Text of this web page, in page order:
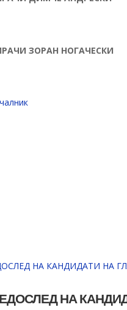
ЗОРАН НОГАЧЕСКИ
НА